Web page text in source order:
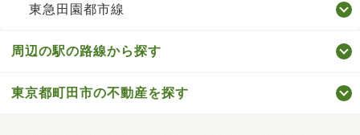
東急田園都市線
周辺の駅の路線から探す
東京都町田市の不動産を探す